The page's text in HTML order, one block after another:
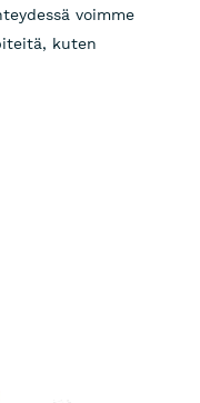
voimme
kuten